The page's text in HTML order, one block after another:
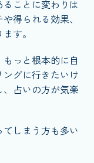
ことに変わりは
得られる効果、
す。
もっと根本的に自
グに行きたいけ
占いの方が気楽
しまう方も多い